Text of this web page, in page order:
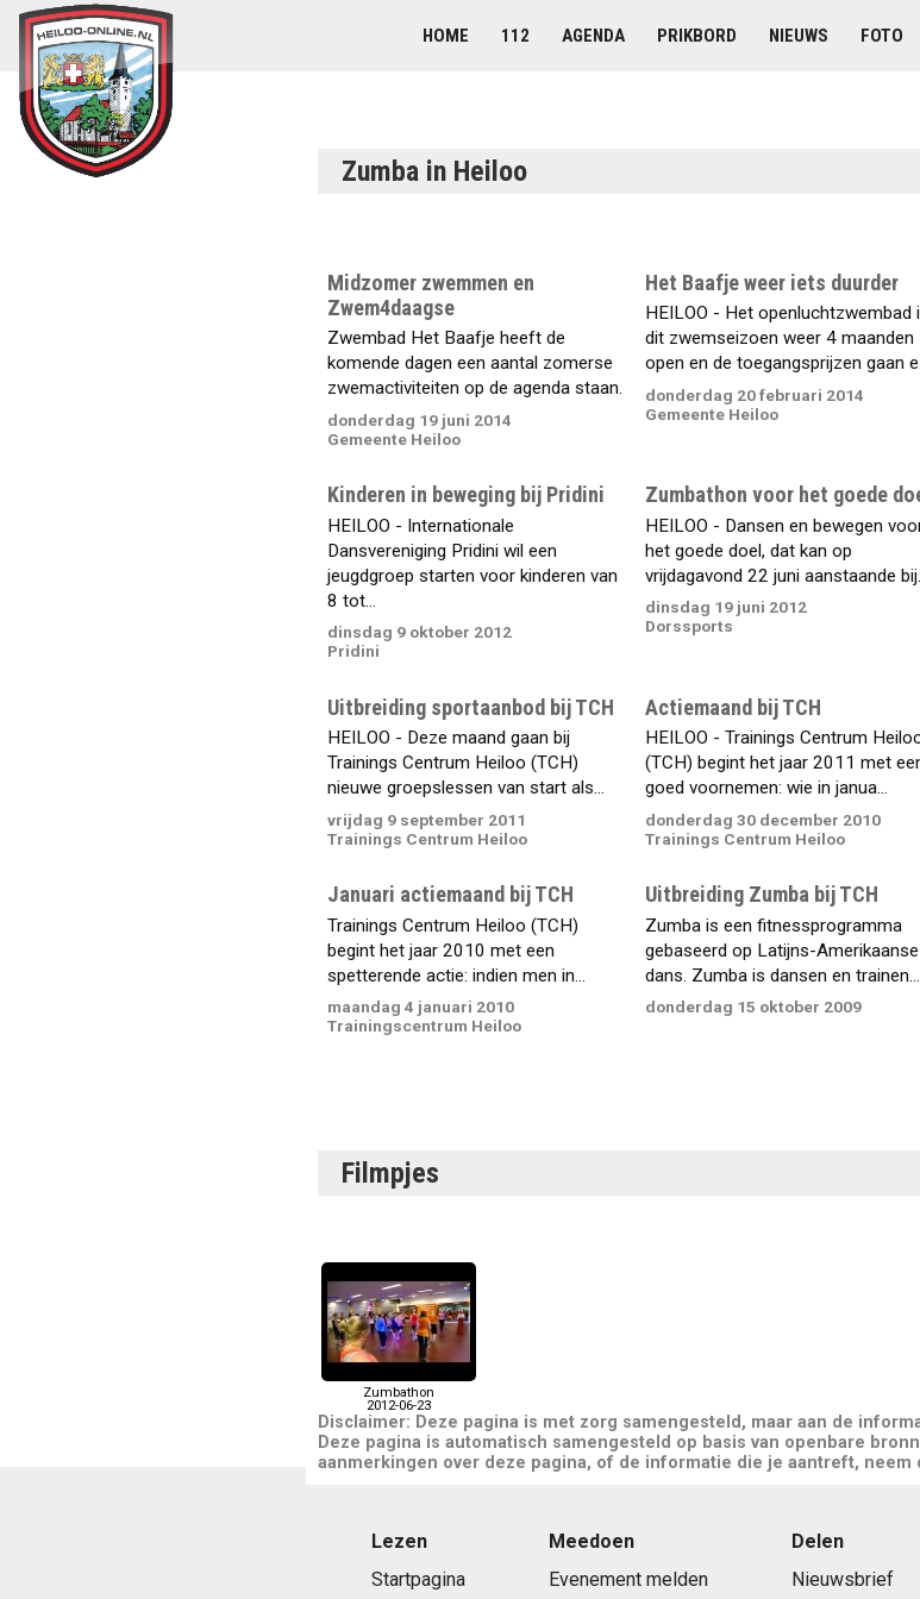
HOME 112 AGENDA PRIKBORD NIEUWS FOTO
Zumba in Heiloo
Midzomer zwemmen en
Zwem4daagse
Zwembad Het Baafje heeft de
komende dagen een aantal zomerse
zwemactiviteiten op de agenda staan.
donderdag 19 juni 2014
Gemeente Heiloo
Het Baafje weer iets duurder
HEILOO - Het openluchtzwembad
dit zwemseizoen weer 4 maanden
open en de toegangsprijzen gaan
donderdag 20 februari 2014
Gemeente Heiloo
Kinderen in beweging bij Pridini
HEILOO - Internationale
Dansvereniging Pridini wil een
jeugdgroep starten voor kinderen van
8 tot...
dinsdag 9 oktober 2012
Pridini
Zumbathon voor het goede
HEILOO - Dansen en bewegen
het goede doel, dat kan op
vrijdagavond 22 juni aanstaande bij...
dinsdag 19 juni 2012
Dorssports
Uitbreiding sportaanbod bij TCH
HEILOO - Deze maand gaan bij
Trainings Centrum Heiloo (TCH)
nieuwe groepslessen van start als...
vrijdag 9 september 2011
Trainings Centrum Heiloo
Actiemaand bij TCH
HEILOO - Trainings Centrum
(TCH) begint het jaar 2011 met
goed voornemen: wie in janua...
donderdag 30 december 2010
Trainings Centrum Heiloo
Januari actiemaand bij TCH
Trainings Centrum Heiloo (TCH)
begint het jaar 2010 met een
spetterende actie: indien men in...
maandag 4 januari 2010
Trainingscentrum Heiloo
Uitbreiding Zumba bij TCH
Zumba is een fitnessprogramma
gebaseerd op Latijns-Amerikaanse
dans. Zumba is dansen en trainen...
donderdag 15 oktober 2009
Filmpjes
Zumbathon
2012-06-23
Disclaimer: Deze pagina is met zorg samengesteld, maar aan de
Deze pagina is automatisch samengesteld op basis van openbare
aanmerkingen over deze pagina, of de informatie die je aantreft, neem
Lezen
Startpagina
Meedoen
Evenement melden
Delen
Nieuwsbrief